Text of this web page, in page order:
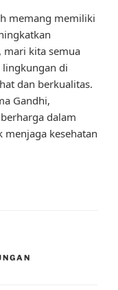
memang memiliki
mari kita semua
lingkungan di
dan berkualitas.
Gandhi,
dalam
kesehatan